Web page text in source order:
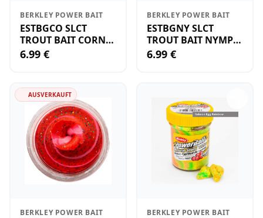
BERKLEY POWER BAIT
ESTBGCO SLCT
TROUT BAIT CORN
GLTR YY
6.99 €
BERKLEY POWER BAIT
ESTBGNY SLCT
TROUT BAIT NYMPH
GLTR ZA
6.99 €
AUSVERKAUFT
BERKLEY POWER BAIT BERKLEY POWER BAIT